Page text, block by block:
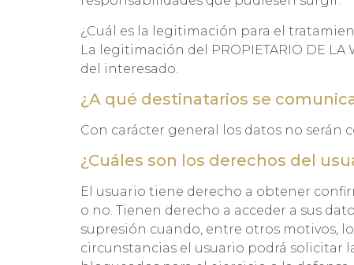
¿Cuál es la legitimación para el
La legitimación del PROPIETARIO DE
del interesado.
¿A qué destinatarios se
Con carácter general los datos no serán
¿Cuáles son los derechos del
El usuario tiene derecho a obtener
o no. Tienen derecho a acceder a sus
supresión cuando, entre otros motivos,
circunstancias el usuario podrá solicitar